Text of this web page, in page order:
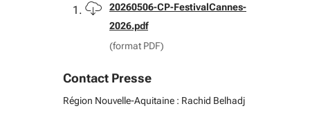
Télécharger
20260506-CP-FestivalCannes-
2026.pdf
(format PDF)
Contact Presse
Région Nouvelle-Aquitaine : Rachid Belhadj